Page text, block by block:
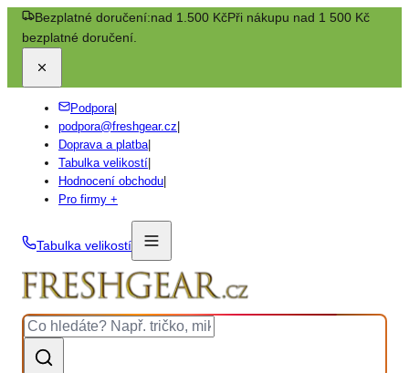
Bezplatné doručení:nad 1.500 KčPři nákupu nad 1 500 Kč
bezplatné doručení.
Podpora|
podpora@freshgear.cz
Doprava a platba|
Tabulka velikostí
Hodnocení obchodu
Pro firmy +
Tabulka velikostí